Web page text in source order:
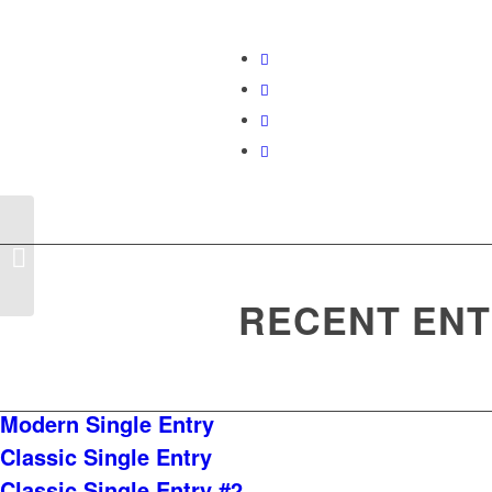
RECENT
Modern Single Entry
Classic Single Entry